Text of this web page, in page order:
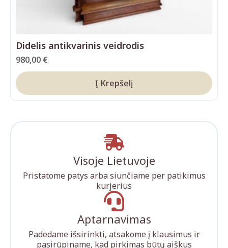
Didelis antikvarinis veidrodis
980,00 €
Į Krepšelį
Visoje Lietuvoje
Pristatome patys arba siunčiame per patikimus
kurjerius
Aptarnavimas
Padedame išsirinkti, atsakome į klausimus ir
pasirūpiname, kad pirkimas būtų aiškus